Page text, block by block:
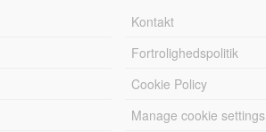
Kontakt
Fortrolighedspolitik
Cookie Policy
Manage cookie settings